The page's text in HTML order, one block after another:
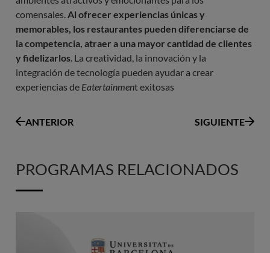
comensales. Al ofrecer experiencias únicas y
memorables, los restaurantes pueden diferenciarse de
la competencia, atraer a una mayor cantidad de clientes
y fidelizarlos . La creatividad, la innovación y la
integración de tecnología pueden ayudar a crear
experiencias de Eatertainment exitosas
ANTERIOR SIGUIENTE
PROGRAMAS RELACIONADOS